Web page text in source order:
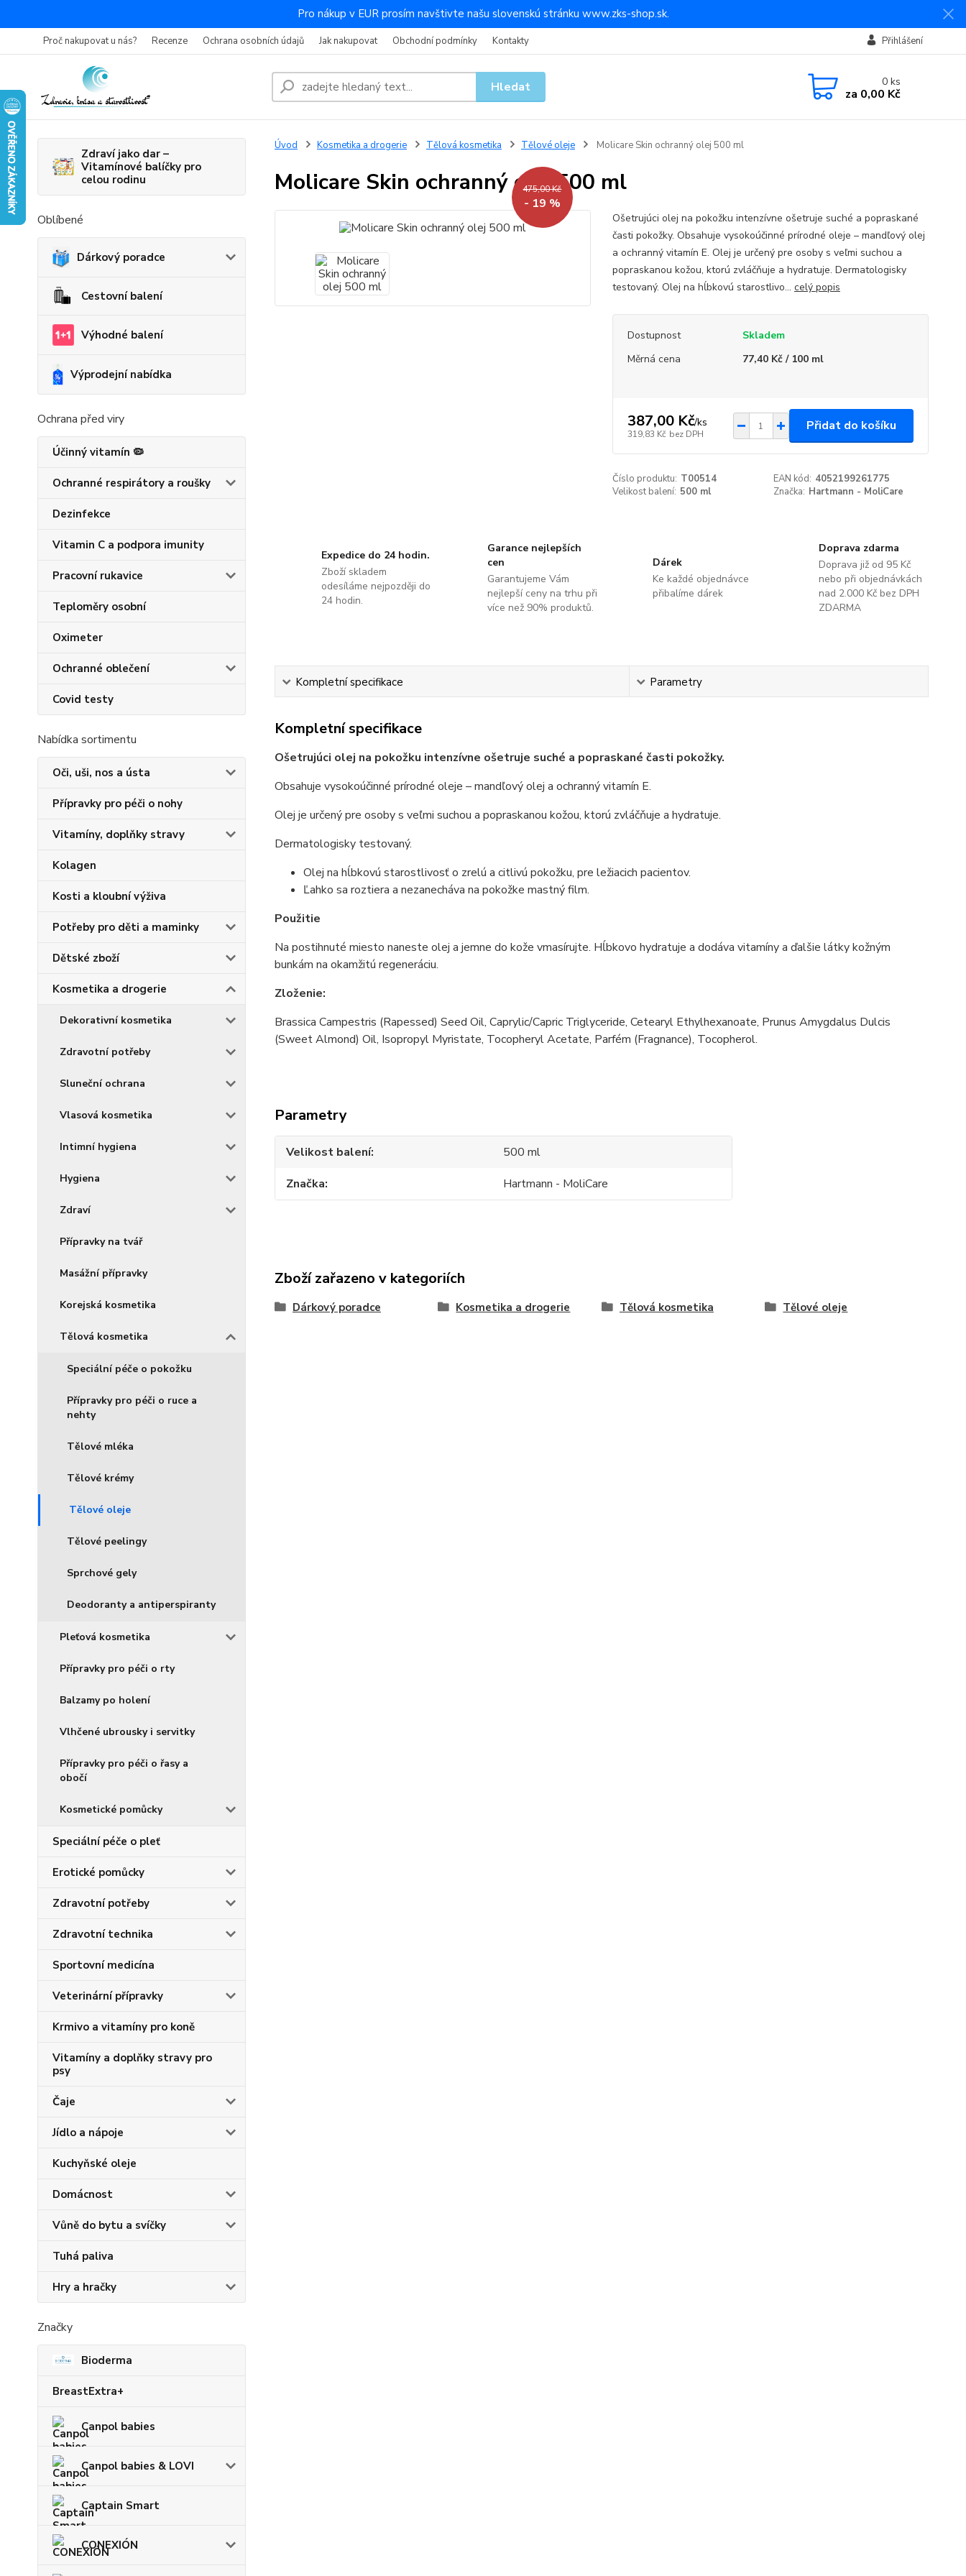
Pro nákup v EUR prosím navštivte našu slovenskú stránku www.zks-shop.sk.
Proč nakupovat u nás? Recenze Ochrana osobních údajů Jak nakupovat Obchodní podmínky Kontakty Přihlášení
Hledat 0ks
za 0,00 Kč
Zdraví jako dar –
Vitamínové balíčky pro
celou rodinu
Oblíbené
Dárkový poradce
Cestovní balení
Výhodné balení
Výprodejní nabídka
Ochrana před viry
Účinný vitamín 🦠
Ochranné respirátory a roušky
Dezinfekce
Vitamin C a podpora imunity
Pracovní rukavice
Teploměry osobní
Oximeter
Ochranné oblečení
Covid testy
Nabídka sortimentu
Oči, uši, nos a ústa
Přípravky pro péči o nohy
Vitamíny, doplňky stravy
Kolagen
Kosti a kloubní výživa
Potřeby pro děti a maminky
Dětské zboží
Kosmetika a drogerie
Dekorativní kosmetika
Zdravotní potřeby
Sluneční ochrana
Vlasová kosmetika
Intimní hygiena
Hygiena
Zdraví
Přípravky na tvář
Masážní přípravky
Korejská kosmetika
Tělová kosmetika
Speciální péče o pokožku
Přípravky pro péči o ruce a
nehty
Tělové mléka
Tělové krémy
Tělové oleje
Tělové peelingy
Sprchové gely
Deodoranty a antiperspiranty
Pleťová kosmetika
Přípravky pro péči o rty
Balzamy po holení
Vlhčené ubrousky i servitky
Přípravky pro péči o řasy a
obočí
Kosmetické pomůcky
Speciální péče o pleť
Erotické pomůcky
Zdravotní potřeby
Zdravotní technika
Sportovní medicína
Veterinární přípravky
Krmivo a vitamíny pro koně
Vitamíny a doplňky stravy pro
psy
Čaje
Jídlo a nápoje
Kuchyňské oleje
Domácnost
Vůně do bytu a svíčky
Tuhá paliva
Hry a hračky
Značky
Bioderma
BreastExtra+
Canpol babies
Canpol babies & LOVI
Captain Smart
CONEXIÓN
Úvod Kosmetika a drogerie Tělová kosmetika Tělové oleje Molicare Skin ochranný olej 500 ml
Molicare Skin ochranný olej 500 ml
475,00 Kč
- 19 %
Ošetrujúci olej na pokožku intenzívne ošetruje suché a popraskané
časti pokožky. Obsahuje vysokoúčinné prírodné oleje – mandľový olej
a ochranný vitamín E. Olej je určený pre osoby s veľmi suchou a
popraskanou kožou, ktorú zvláčňuje a hydratuje. Dermatologisky
testovaný. Olej na hĺbkovú starostlivo... celý popis
Dostupnost
Skladem
Měrná cena
77,40 Kč / 100 ml
387,00 Kč/ks
319,83 Kč bez DPH
Přidat do košíku
Číslo produktu: T00514 EAN kód: 4052199261775
Velikost balení: 500 ml Značka: Hartmann - MoliCare
Expedice do 24 hodin.
Zboží skladem
odesíláme nejpozději do
24 hodin.
Garance nejlepších
cen
Garantujeme Vám
nejlepší ceny na trhu při
více než 90% produktů.
Dárek
Ke každé objednávce
přibalíme dárek
Doprava zdarma
Doprava již od 95 Kč
nebo při objednávkách
nad 2.000 Kč bez DPH
ZDARMA
Kompletní specifikace Parametry
Kompletní specifikace
Ošetrujúci olej na pokožku intenzívne ošetruje suché a popraskané časti pokožky.
Obsahuje vysokoúčinné prírodné oleje – mandľový olej a ochranný vitamín E.
Olej je určený pre osoby s veľmi suchou a popraskanou kožou, ktorú zvláčňuje a hydratuje.
Dermatologisky testovaný.
Olej na hĺbkovú starostlivosť o zrelú a citlivú pokožku, pre ležiacich pacientov.
Ľahko sa roztiera a nezanecháva na pokožke mastný film.
Použitie
Na postihnuté miesto naneste olej a jemne do kože vmasírujte. Hĺbkovo hydratuje a dodáva vitamíny a ďalšie látky kožným
bunkám na okamžitú regeneráciu.
Zloženie:
Brassica Campestris (Rapessed) Seed Oil, Caprylic/Capric Triglyceride, Cetearyl Ethylhexanoate, Prunus Amygdalus Dulcis
(Sweet Almond) Oil, Isopropyl Myristate, Tocopheryl Acetate, Parfém (Fragnance), Tocopherol.
Parametry
Velikost balení
500 ml
Značka
Hartmann - MoliCare
Zboží zařazeno v kategoriích
Dárkový poradce Kosmetika a drogerie Tělová kosmetika Tělové oleje